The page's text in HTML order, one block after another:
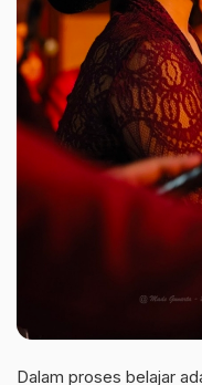
Dalam proses belajar